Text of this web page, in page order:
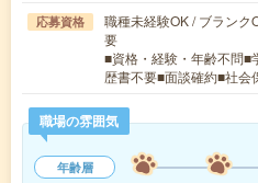
応募資格
職種未経験OK / ブランク
要
■資格・経験・年齢不問■
歴書不要■面談確約■社
職場の雰囲気
年齢層